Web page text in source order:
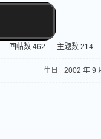
回帖数 462 主题数 214
生日 2002 年 9